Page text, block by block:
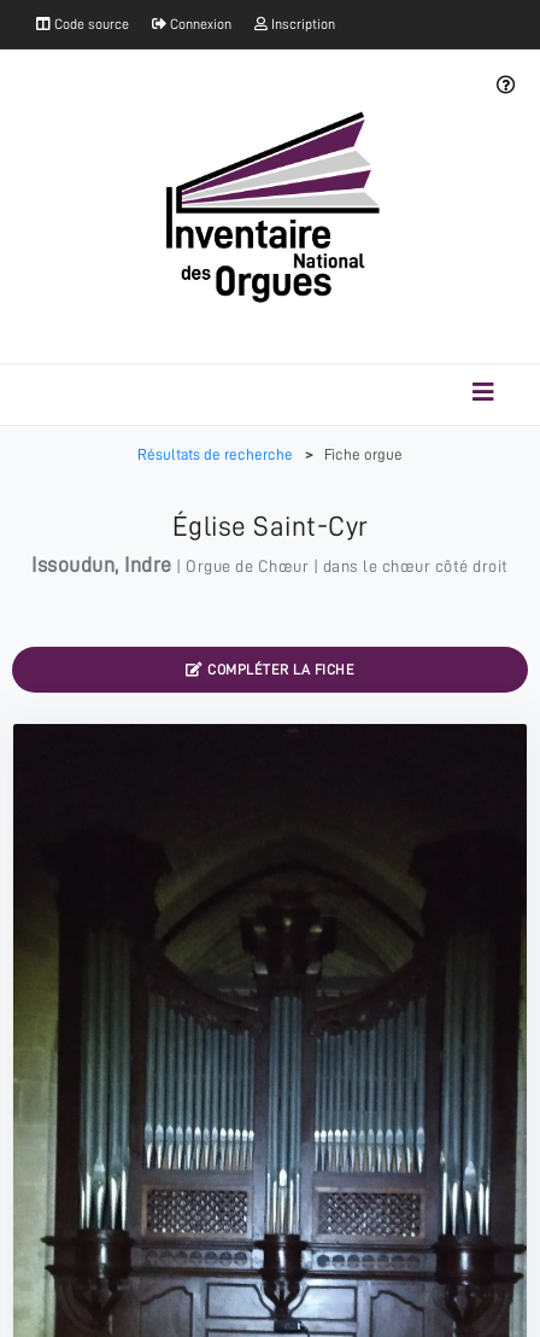
Code source Connexion Inscription
Résultats de recherche > Fiche orgue
Église Saint-Cyr
Issoudun, Indre | Orgue de Chœur | dans le chœur côté droit
COMPLÉTER LA FICHE